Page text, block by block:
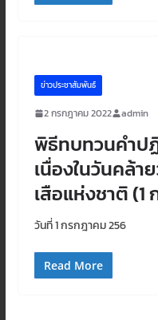
ข่าวประชาสัมพันธ์
2 กรกฎาคม 2022 admin
พิธีทบทวนคำป
เนื่องในวันคล้
เสือแห่งชาติ (1
วันที่ 1 กรกฎาคม 256
Read More